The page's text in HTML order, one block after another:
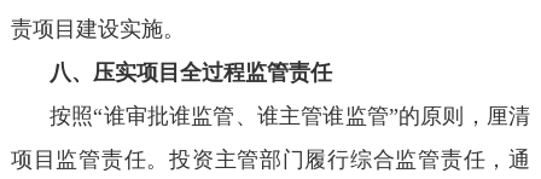
责项目建设实施。
八、压实项目全过程监管责任
按照“谁审批谁监管、谁主管谁监管”的原则，厘清
项目监管责任。投资主管部门履行综合监管责任，通